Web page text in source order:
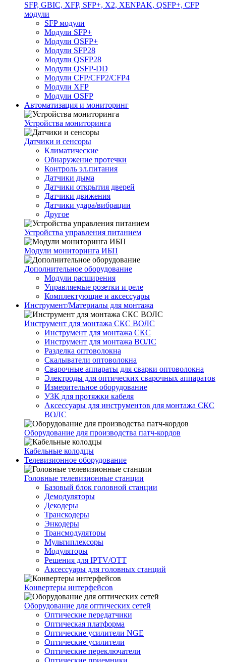
SFP, GBIC, XFP, SFP+, X2, XENPAK, QSFP+, CFP
модули
SFP модули
Модули SFP+
Модули QSFP+
Модули SFP28
Модули QSFP28
Модули QSFP-DD
Модули CFP/CFP2/CFP4
Модули XFP
Модули OSFP
Автоматизация и мониторинг
Устройства мониторинга
Датчики и сенсоры
Климатические
Обнаружение протечки
Контроль эл.питания
Датчики дыма
Датчики открытия дверей
Датчики движения
Датчики удара/вибрации
Другое
Устройства управления питанием
Модули мониторинга ИБП
Дополнительное оборудование
Модули расширения
Управляемые розетки и реле
Комплектующие и аксессуары
Инструмент/Материалы для монтажа
Инструмент для монтажа СКС ВОЛС
Инструмент для монтажа СКС
Инструмент для монтажа ВОЛС
Разделка оптоволокна
Скалыватели оптоволокна
Сварочные аппараты для сварки оптоволокна
Электроды для оптических сварочных аппаратов
Измерительное оборудование
УЗК для протяжки кабеля
Аксессуары для инструментов для монтажа СКС
ВОЛС
Оборудование для производства патч-кордов
Кабельные колодцы
Телевизионное оборудование
Головные телевизионные станции
Базовый блок головной станции
Демодуляторы
Декодеры
Транскодеры
Энкодеры
Трансмодуляторы
Мультиплексоры
Модуляторы
Решения для IPTV/OTT
Аксессуары для головных станций
Конвертеры интерфейсов
Оборудование для оптических сетей
Оптические передатчики
Оптическая платформа
Оптические усилители NGE
Оптические усилители
Оптические переключатели
Оптические приемники